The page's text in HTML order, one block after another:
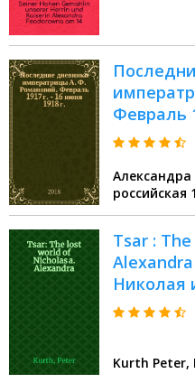
Февраль
Tsar :
Николая